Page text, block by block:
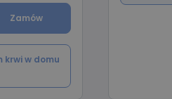
Zamów
krwi w domu